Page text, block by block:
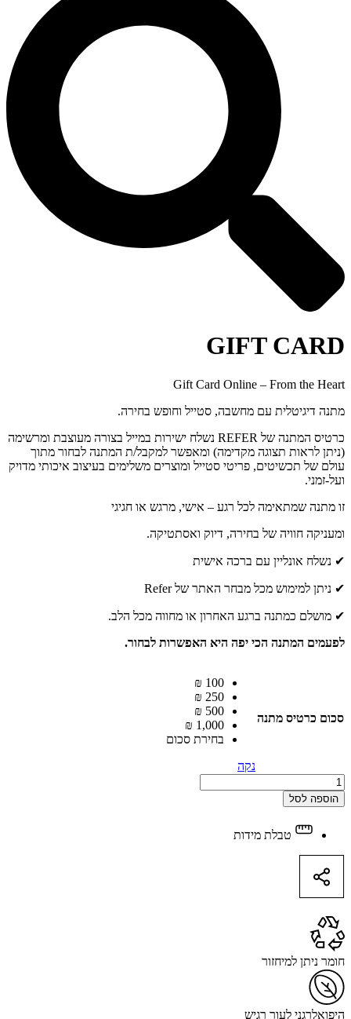
GIFT CARD
Gift Card Online – From the Heart
מתנה דיגיטלית עם מחשבה, סטייל וחופש בחירה.
כרטיס המתנה של REFER נשלח ישירות במייל בצורה מעוצבת ומרשימה
(ניתן לראות תצוגה מקדימה) ומאפשר למקבל/ת המתנה לבחור מתוך
עולם של תכשיטים, פריטי סטייל ומוצרים משלימים בעיצוב איכותי מדויק
ועל-זמני.
זו מתנה שמתאימה לכל רגע – אישי, מרגש או חגיגי
ומעניקה חוויה של בחירה, דיוק ואסתטיקה.
✔ נשלח אונליין עם ברכה אישית
✔ ניתן למימוש מכל מבחר האתר של Refer
✔ מושלם כמתנה ברגע האחרון או מחווה מכל הלב.
לפעמים המתנה הכי יפה היא האפשרות לבחור.
סכום כרטיס מתנה
100 ₪
250 ₪
500 ₪
1,000 ₪
בחירת סכום
נקה
GIFT
CARD
quantity
הוספה לסל
טבלת מידות
חומר ניתן למיחזור
היפואלרגני לעור רגיש